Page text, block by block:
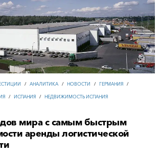
/ АНАЛИТИКА / НОВОСТИ / ГЕРМАНИЯ /
/ ИСПАНИЯ / НЕДВИЖИМОСТЬ ИСПАНИЯ
мира с самым быстрым
аренды логистической